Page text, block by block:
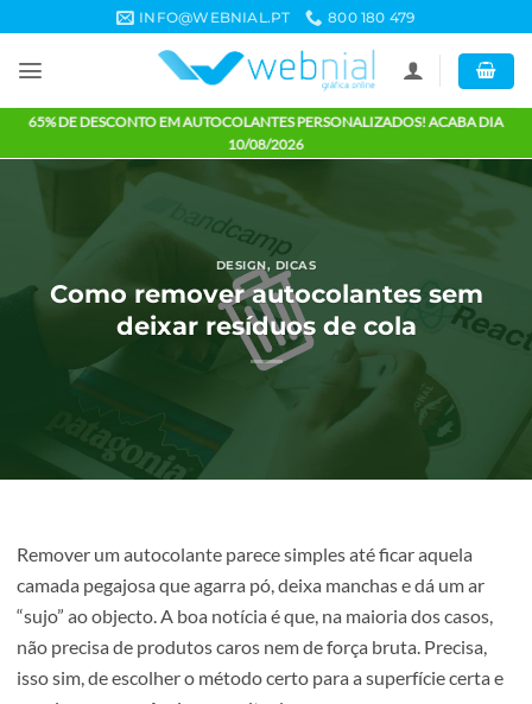
content
INFO@WEBNIAL.PT 800 180 479
65% DE DESCONTO EM AUTOCOLANTES PERSONALIZADOS!
10/08/2026
DESIGN,DICAS
Como remover autocolantes
deixar resíduos de cola
Remover um autocolante parece simples até ficar aquela
camada pegajosa que agarra pó, deixa manchas e dá um
“sujo” ao objecto. A boa notícia é que, na maioria dos